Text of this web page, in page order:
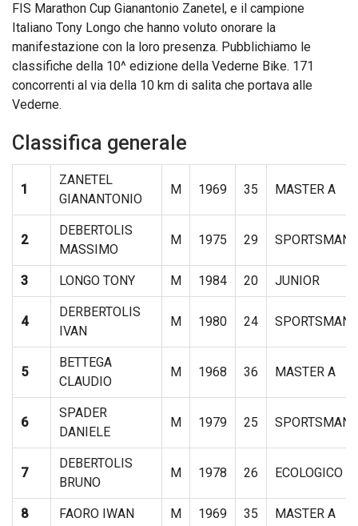
FIS Marathon Cup Gianantonio Zanetel, e il campione
Italiano Tony Longo che hanno voluto onorare la
manifestazione con la loro presenza. Pubblichiamo le
classifiche della 10^ edizione della Vederne Bike. 171
concorrenti al via della 10 km di salita che portava alle
Vederne.
Classifica generale
1
ZANETEL
GIANANTONIO
M 1969 35 MASTER A
2
DEBERTOLIS
MASSIMO
M 1975 29 SPORTSMAN
3 LONGO TONY M 1984 20 JUNIOR
4
DERBERTOLIS
IVAN
M 1980 24 SPORTSMAN
5
BETTEGA
CLAUDIO
M 1968 36 MASTER A
6
SPADER
DANIELE
M 1979 25 SPORTSMAN
7
DEBERTOLIS
BRUNO
M 1978 26 ECOLOGICO
8 FAORO IWAN M 1969 35 MASTER A